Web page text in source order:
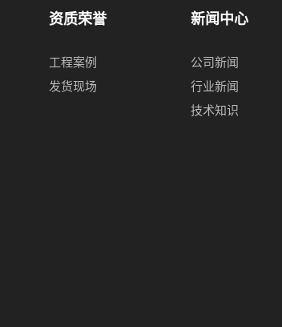
资质荣誉
工程案例
发货现场
新闻中心
公司新闻
行业新闻
技术知识